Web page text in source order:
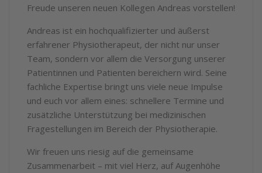
Freude unseren neuen Kollegen Andreas vorstellen!
Andreas ist ein hochqualifizierter und äußerst
erfahrener Physiotherapeut, der nicht nur unser
Team, sondern vor allem die Versorgung unserer
Patientinnen und Patienten bereichern wird. Seine
fachliche Expertise bringt uns viele neue Impulse
und euch vor allem eines: schnellere Termine und
zusätzliche Unterstützung bei medizinischen
Fragestellungen im Bereich der Physiotherapie.
Wir freuen uns riesig auf die gemeinsame
Zusammenarbeit – mit viel Herz, auf Augenhöhe